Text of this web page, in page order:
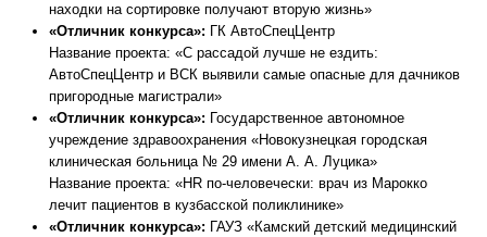
находки на сортировке получают вторую жизнь»
«Отличник конкурса»: ГК АвтоСпецЦентр
Название проекта: «С рассадой лучше не ездить:
АвтоСпецЦентр и ВСК выявили самые опасные для дачников
пригородные магистрали»
«Отличник конкурса»: Государственное автономное
учреждение здравоохранения «Новокузнецкая городская
клиническая больница № 29 имени А. А. Луцика»
Название проекта: «HR по-человечески: врач из Марокко
лечит пациентов в кузбасской поликлинике»
«Отличник конкурса»: ГАУЗ «Камский детский медицинский